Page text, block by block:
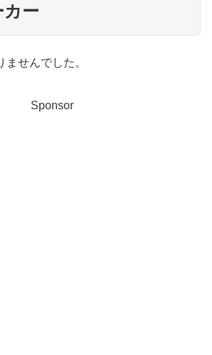
カー
せんでした。
Sponsor